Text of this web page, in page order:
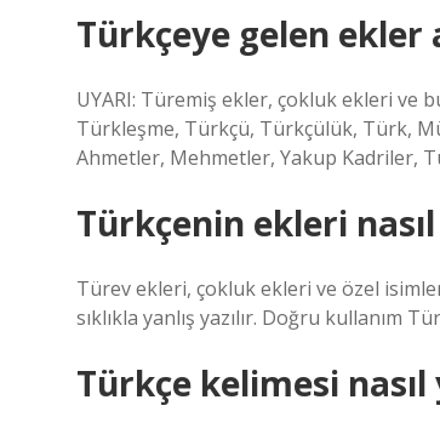
Türkçeye gelen ekler
UYARI: Türemiş ekler, çokluk ekleri ve
Türkleşme, Türkçü, Türkçülük, Türk,
Ahmetler, Mehmetler, Yakup Kadriler,
Türkçenin ekleri nasıl
Türev ekleri, çokluk ekleri ve özel
sıklıkla yanlış yazılır. Doğru kullanım
Türkçe kelimesi nasıl